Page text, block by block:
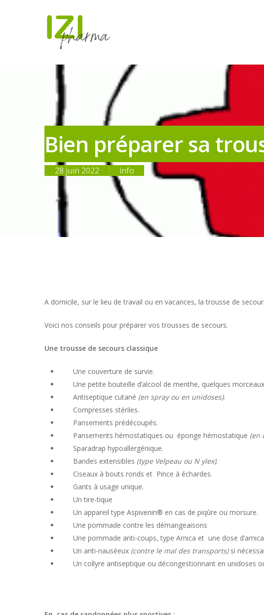
Bien préparer sa
28 juin 2022 info
A domicile, sur le lieu de travail ou en vacances, la trousse de
Voici nos conseils pour préparer vos trousses de secours.
Une trousse de secours classique
Une couverture de survie.
Une petite bouteille d’alcool de menthe, quelques
Antiseptique cutané (en spray ou en unidoses).
Compresses stériles.
Pansements prédécoupés.
Pansements hémostatiques ou éponge hémostatique (en
Sparadrap hypoallergénique.
Bandes extensibles (type Velpeau ou N ylex).
Ciseaux à bouts ronds et Pince à échardes.
Gants à usage unique.
Un tire-tique
Un appareil type Aspivenin® en cas de piqûre ou morsure.
Une pommade contre les démangeaisons
Une pommade anti-coups, type Arnica et une dose
Un anti-nauséeux (contre le mal des transports)si
Un collyre antiseptique ou décongestionnant en unidoses